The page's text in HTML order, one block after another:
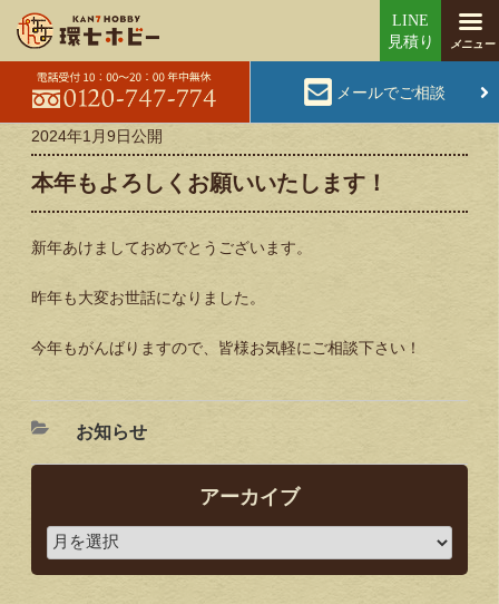
メールでご相談
2024年1月9日公開
本年もよろしくお願いいたします！
新年あけましておめでとうございます。
昨年も大変お世話になりました。
今年もがんばりますので、皆様お気軽にご相談下さい！
お知らせ
アーカイブ